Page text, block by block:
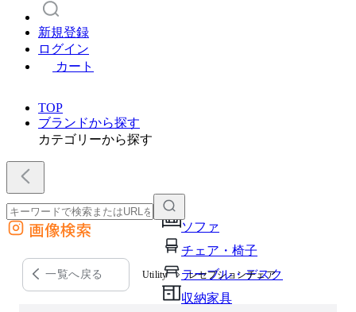
新規登録
ログイン
カート
TOP
ブランドから探す
カテゴリーから探す
ソファ
チェア・椅子
テーブル・デスク
収納家具
外部サイトの商品をカートに追加
他のサイトで見つけた商品ページのURLを貼り付けて、カートに追加できます
画像検索
一覧へ戻る Utility レセプションチェア